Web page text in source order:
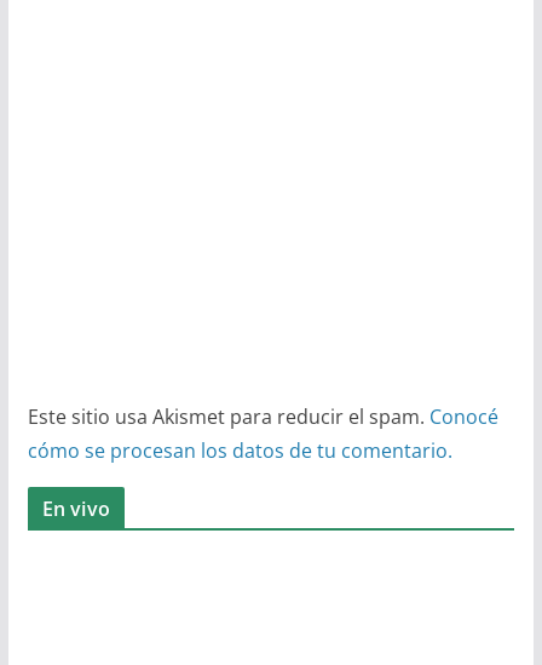
Este sitio usa Akismet para reducir el spam. Conocé
cómo se procesan los datos de tu comentario.
En vivo